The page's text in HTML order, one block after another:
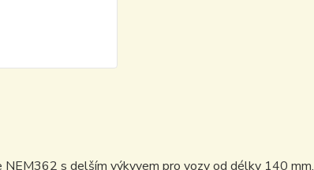
NEM362 s delším výkyvem pro vozy od délky 140 mm.